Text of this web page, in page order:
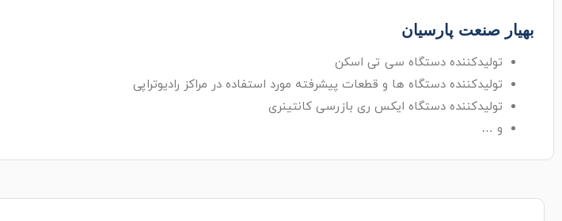
بهیار صنعت پارسیان
تولیدکننده دستگاه سی تی اسکن
تولیدکننده دستگاه ها و قطعات پیشرفته مورد استفاده در مراکز رادیوتراپی
تولیدکننده دستگاه ایکس ری بازرسی کانتینری
و …